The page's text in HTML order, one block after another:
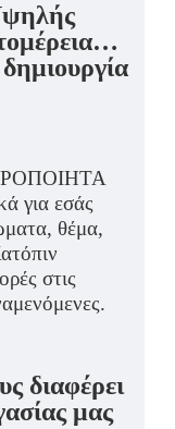
για εσάς
θέμα,
στις
διαφέρει
μας